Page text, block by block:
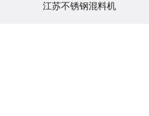
江苏不锈钢混料机